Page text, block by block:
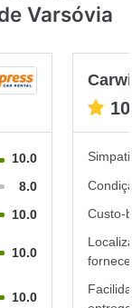
Varsóvia
10.0
8.0
10.0
10.0
10.0
Custo-